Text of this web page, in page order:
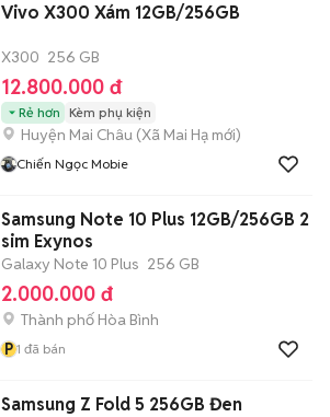
Vivo X300 Xám 12GB/256GB
X300 256 GB
12.800.000 đ
Rẻ hơn Kèm phụ kiện
Huyện Mai Châu (Xã Mai Hạ mới)
Chiến Ngọc Mobie
Samsung Note 10 Plus 12GB/256GB 2
sim Exynos
Galaxy Note 10 Plus 256 GB
2.000.000 đ
Thành phố Hòa Bình
P 1 đã bán
Samsung Z Fold 5 256GB Đen